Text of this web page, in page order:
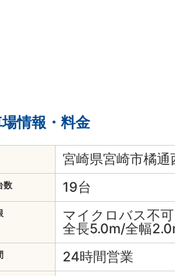
情報・料金
宮崎県宮崎市橘
数 19台
マイクロバス不
全長5.0m/全幅
24時間営業